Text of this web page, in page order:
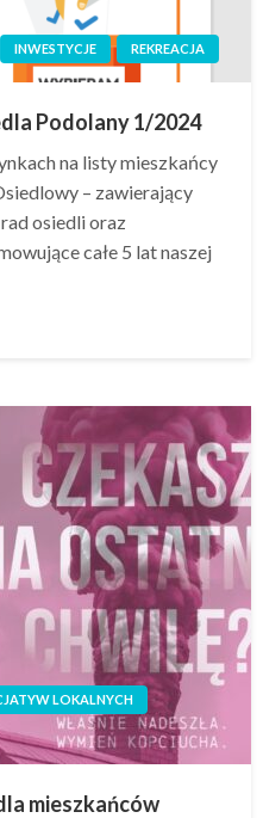
INWESTYCJE REKREACJA
Podolany 1/2024
na listy mieszkańcy
– zawierający
osiedli oraz
całe 5 lat naszej
LOKALNYCH
mieszkańców